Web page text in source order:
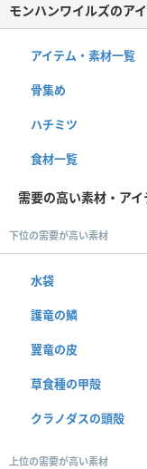
モンハンワイルズのア
アイテム・素材一覧
骨集め
ハチミツ
食材一覧
需要の高い素材・ア
下位の需要が高い素材
水袋
護竜の鱗
翼竜の皮
草食種の甲殻
クラノダスの頭殻
上位の需要が高い素材